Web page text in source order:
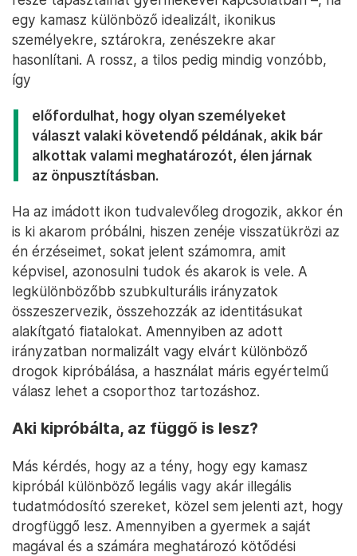
egy kamasz különböző idealizált, ikonikus
személyekre, sztárokra, zenészekre akar
hasonlítani. A rossz, a tilos pedig mindig vonzóbb,
így
előfordulhat, hogy olyan személyeket
választ valaki követendő példának, akik bár
alkottak valami meghatározót, élen járnak
az önpusztításban.
Ha az imádott ikon tudvalevőleg drogozik, akkor én
is ki akarom próbálni, hiszen zenéje visszatükrözi az
én érzéseimet, sokat jelent számomra, amit
képvisel, azonosulni tudok és akarok is vele. A
legkülönbözőbb szubkulturális irányzatok
összeszervezik, összehozzák az identitásukat
alakítgató fiatalokat. Amennyiben az adott
irányzatban normalizált vagy elvárt különböző
drogok kipróbálása, a használat máris egyértelmű
válasz lehet a csoporthoz tartozáshoz.
Aki kipróbálta, az függő is lesz?
Más kérdés, hogy az a tény, hogy egy kamasz
kipróbál különböző legális vagy akár illegális
tudatmódosító szereket, közel sem jelenti azt, hogy
drogfüggő lesz. Amennyiben a gyermek a saját
magával és a számára meghatározó kötődési